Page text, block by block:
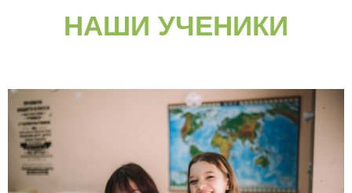
НАШИ УЧЕНИКИ